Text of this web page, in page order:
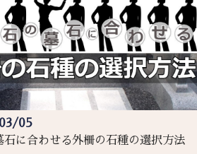
05
石に合わせる外柵の石種の選択方法